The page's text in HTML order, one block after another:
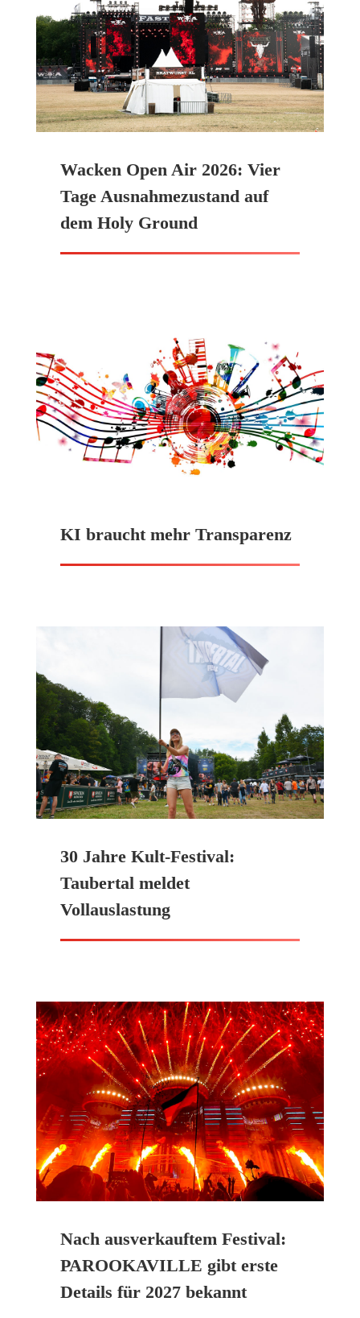
Wacken Open Air 2026: Vier
Tage Ausnahmezustand auf
dem Holy Ground
KI braucht mehr Transparenz
30 Jahre Kult-Festival:
Taubertal meldet
Vollauslastung
Nach ausverkauftem Festival:
PAROOKAVILLE gibt erste
Details für 2027 bekannt